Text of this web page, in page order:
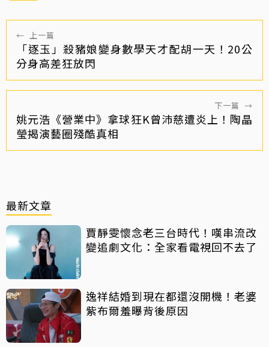
← 上一篇
「逐玉」殺豬娘變身數學天才配胡一天！20公
分身高差狂放閃
下一篇 →
姚元浩《營業中》拿球狂K曾沛慈遭炎上！陶晶
瑩揭演藝圈殘酷真相
最新文章
賈靜雯懷念老三台時代！嘆串流改
變追劇文化：全家看電視回不去了
逸祥結婚到現在都還沒開機！老婆
紫布爾羞曝背後原因